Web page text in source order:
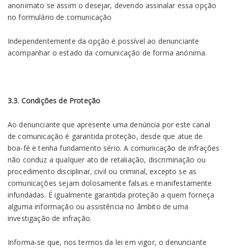
anonimato se assim o desejar, devendo assinalar essa opção
no formulário de comunicação
Independentemente da opção é possível ao denunciante
acompanhar o estado da comunicação de forma anónima.
3.3. Condições de Proteção
Ao denunciante que apresente uma denúncia por este canal
de comunicação é garantida proteção, desde que atue de
boa-fé e tenha fundamento sério. A comunicação de infrações
não conduz a qualquer ato de retaliação, discriminação ou
procedimento disciplinar, civil ou criminal, excepto se as
comunicações sejam dolosamente falsas e manifestamente
infundadas. É igualmente garantida proteção a quem forneça
alguma informação ou assistência no âmbito de uma
investigação de infração.
Informa-se que, nos termos da lei em vigor, o denunciante